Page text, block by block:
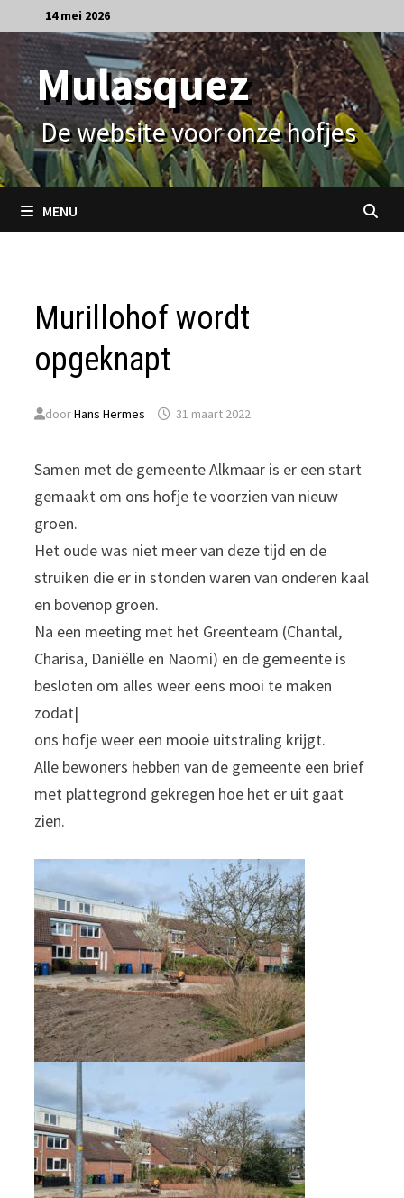
naar
inhoud
14 mei 2026
Mulasquez
De website voor onze hofjes
MENU
Murillohof wordt
opgeknapt
doorHans Hermes 31 maart 2022
Samen met de gemeente Alkmaar is er een start
gemaakt om ons hofje te voorzien van nieuw
groen.
Het oude was niet meer van deze tijd en de
struiken die er in stonden waren van onderen kaal
en bovenop groen.
Na een meeting met het Greenteam (Chantal,
Charisa, Daniëlle en Naomi) en de gemeente is
besloten om alles weer eens mooi te maken
zodat|
ons hofje weer een mooie uitstraling krijgt.
Alle bewoners hebben van de gemeente een brief
met plattegrond gekregen hoe het er uit gaat
zien.